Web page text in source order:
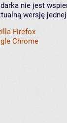
nie jest
wersję
Firefox
Chrome